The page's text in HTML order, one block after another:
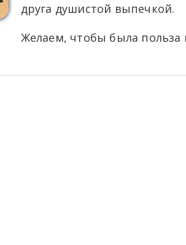
друга душистой выпечкой.
Желаем, чтобы была польза